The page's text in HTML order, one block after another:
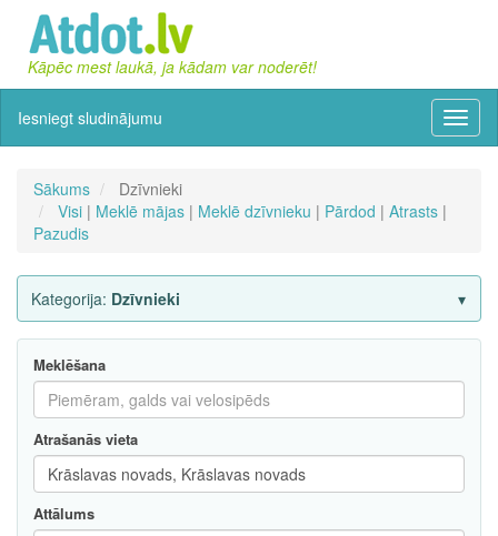
Kāpēc mest laukā, ja kādam var noderēt!
Iesniegt sludinājumu
Sākums
Dzīvnieki
Visi | Meklē mājas | Meklē dzīvnieku | Pārdod | Atrasts |
Pazudis
Kategorija: Dzīvnieki
Meklēšana
Atrašanās vieta
Attālums